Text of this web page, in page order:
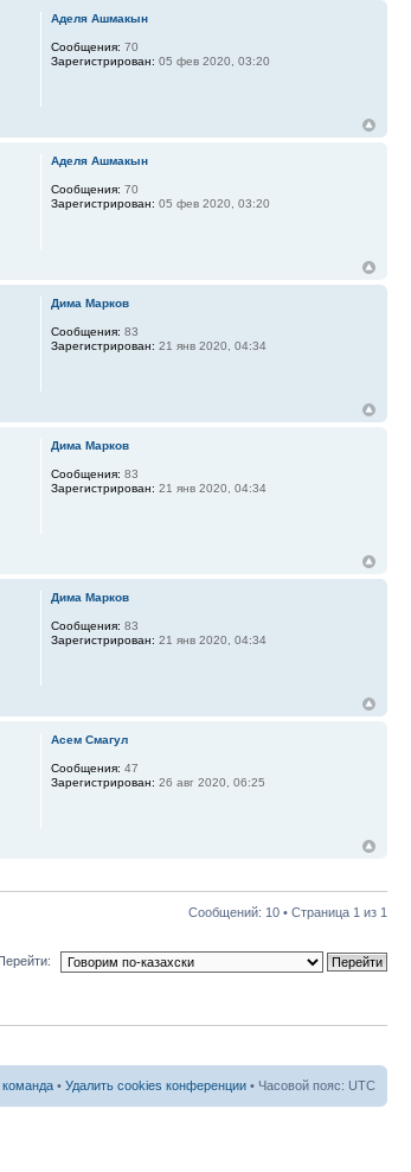
Аделя Ашмакын
Сообщения: 70
Зарегистрирован: 05 фев 2020, 03:20
Аделя Ашмакын
Сообщения: 70
Зарегистрирован: 05 фев 2020, 03:20
Дима Марков
Сообщения: 83
Зарегистрирован: 21 янв 2020, 04:34
Дима Марков
Сообщения: 83
Зарегистрирован: 21 янв 2020, 04:34
Дима Марков
Сообщения: 83
Зарегистрирован: 21 янв 2020, 04:34
Асем Смагул
Сообщения: 47
Зарегистрирован: 26 авг 2020, 06:25
Сообщений: 10 • Страница 1 из 1
• Удалить cookies конференции • Часовой пояс: UTC